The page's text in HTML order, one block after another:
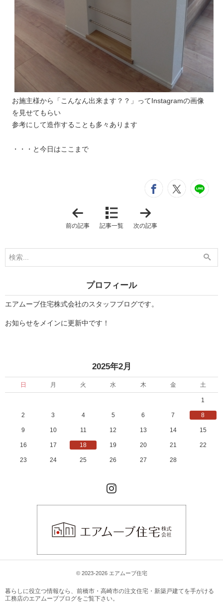
お施主様から「こんなん出来ます？？」ってInstagramの画像
を見せてもらい
参考にして造作することも多々あります
・・・と今日はここまで
entry439シ
相
開
催
中
！
」
前の記事 記事一覧
住
き
次の記事
プロフィール
エアムーブ住宅株式会社のスタッフブログです。
お知らせをメインに更新中です！
2025年2月
日 月 火 水 木 金 土
1
2 3 4 5 6 7 8
9 10 11 12 13 14 15
16 17 18 19 20 21 22
23 24 25 26 27 28
© 2023-2026 エアムーブ住宅
暮らしに役立つ情報なら、 前橋市・高崎市の注文住宅・新築戸建てを手がける
工務店のエアムーブブログをご覧下さい。